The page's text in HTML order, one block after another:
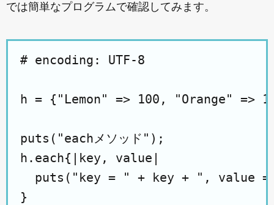
では簡単なプログラムで確認してみます。
# encoding: UTF-8
h = {"Lemon" => 100, "Orange" =>
puts("eachメソッド");
h.each{|key, value|
puts("key = " + key + ", value
}